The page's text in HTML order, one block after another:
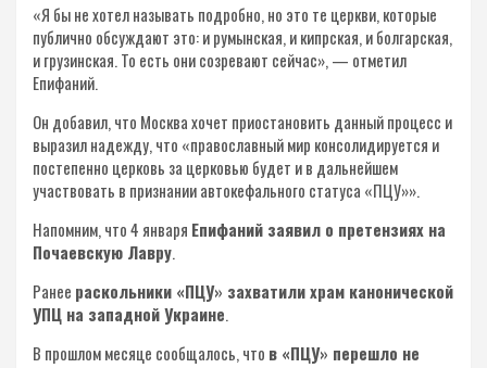
«Я бы не хотел называть подробно, но это те церкви, которые
публично обсуждают это: и румынская, и кипрская, и болгарская,
и грузинская. То есть они созревают сейчас», — отметил
Епифаний.
Он добавил, что Москва хочет приостановить данный процесс и
выразил надежду, что «православный мир консолидируется и
постепенно церковь за церковью будет и в дальнейшем
участвовать в признании автокефального статуса «ПЦУ»».
Напомним, что 4 января Епифаний заявил о претензиях на
Почаевскую Лавру.
Ранее раскольники «ПЦУ» захватили храм канонической
УПЦ на западной Украине.
В прошлом месяце сообщалось, что в «ПЦУ» перешло не